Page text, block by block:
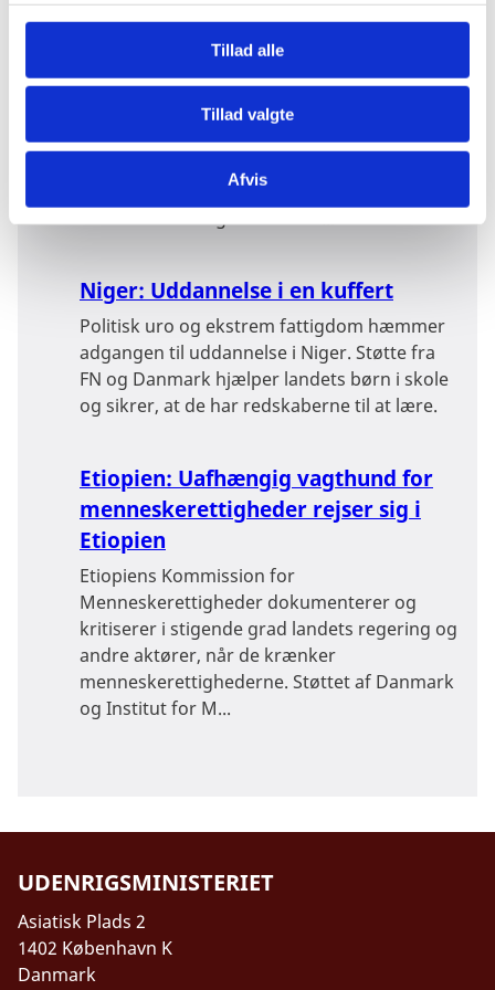
Tillad alle
Tillad valgte
Afvis
Niger: Menneskerettigheder på
skoleskemaet styrker tilliden til
politiet
Over 10.000 politifolk i Niger er uddannet i at
overholde menneskerettighederne, og
forbedret. Tillid er afgørende i kampen mod
Niger: Uddannelse i en kuffert
Politisk uro og ekstrem fattigdom hæmmer
adgangen til uddannelse i Niger. Støtte fra
FN og Danmark hjælper landets børn i skole
og sikrer, at de har redskaberne til at lære.
Etiopien: Uafhængig vagthund for
menneskerettigheder rejser sig i
Etiopien
Etiopiens Kommission for
Menneskerettigheder dokumenterer og
kritiserer i stigende grad landets regering og
andre aktører, når de krænker
menneskerettighederne. Støttet af Danmark
og Institut for M...
UDENRIGSMINISTERIET
Asiatisk Plads 2
1402 København K
Danmark